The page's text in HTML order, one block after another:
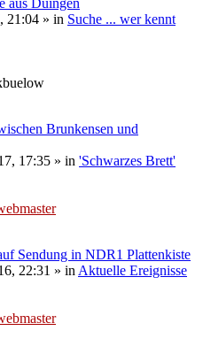
21:04 » in Suche ... wer kennt
Brunkensen und
17:35 » in 'Schwarzes Brett'
Sendung in NDR1 Plattenkiste
22:31 » in Aktuelle Ereignisse